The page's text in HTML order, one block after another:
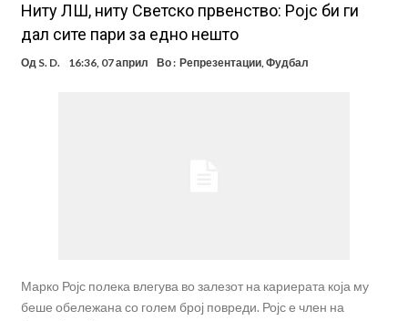
Ниту ЛШ, ниту Светско првенство: Ројс би ги
дал сите пари за едно нешто
Од S. D. 16:36, 07 април Во : Репрезентации,Фудбал
Марко Ројс полека влегува во залезот на кариерата која му
беше обележана со голем број повреди. Ројс е член на